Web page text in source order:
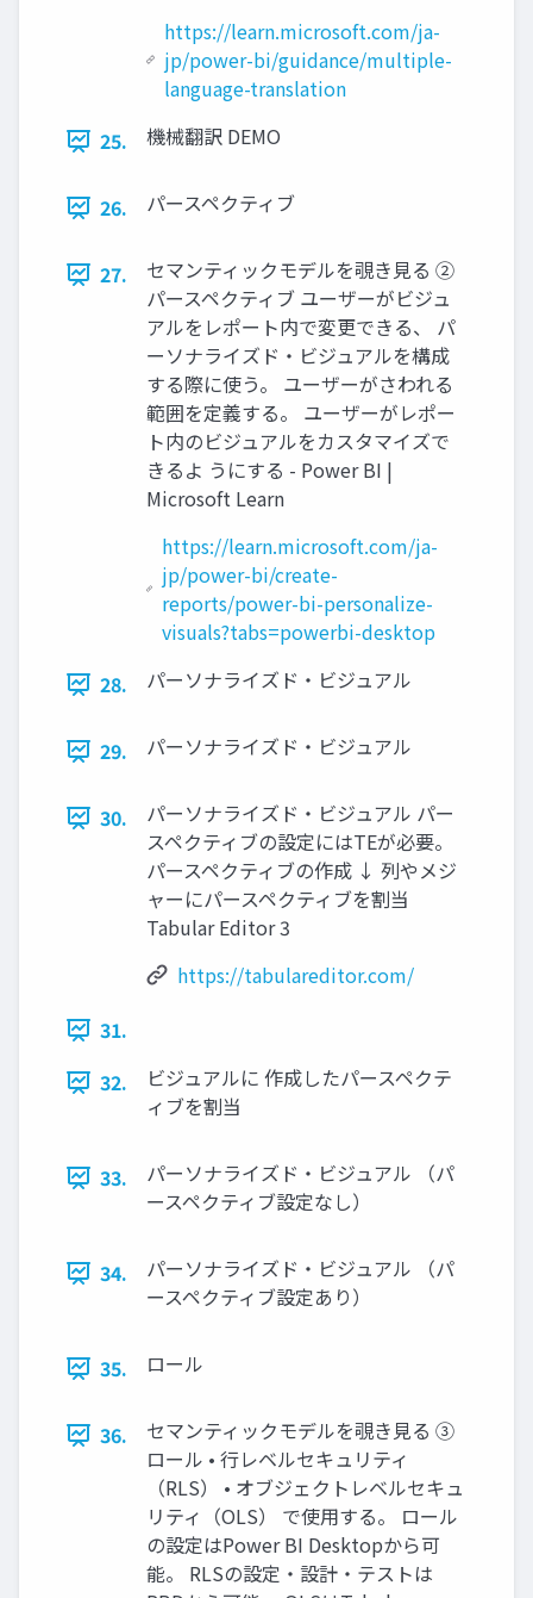
https://learn.microsoft.com/ja-
jp/power-bi/guidance/multiple-
language-translation
25.
機械翻訳 DEMO
26. パースペクティブ
27.
セマンティックモデルを覗き見る ②
パースペクティブ ユーザーがビジュ
アルをレポート内で変更できる、 パ
ーソナライズド・ビジュアルを構成
する際に使う。 ユーザーがさわれる
範囲を定義する。 ユーザーがレポー
ト内のビジュアルをカスタマイズで
きるよ うにする - Power BI |
Microsoft Learn
https://learn.microsoft.com/ja-
jp/power-bi/create-
reports/power-bi-personalize-
visuals?tabs=powerbi-desktop
28.
パーソナライズド・ビジュアル
29. パーソナライズド・ビジュアル
30.
パーソナライズド・ビジュアル パー
スペクティブの設定にはTEが必要。
パースペクティブの作成 ↓ 列やメジ
ャーにパースペクティブを割当
Tabular Editor 3
https://tabulareditor.com/
31.
32.
ビジュアルに 作成したパースペクテ
ィブを割当
33.
パーソナライズド・ビジュアル （パ
ースペクティブ設定なし）
34.
パーソナライズド・ビジュアル （パ
ースペクティブ設定あり）
35. ロール
36.
セマンティックモデルを覗き見る ③
ロール • 行レベルセキュリティ
（RLS） • オブジェクトレベルセキュ
リティ（OLS） で使用する。 ロール
の設定はPower BI Desktopから可
能。 RLSの設定・設計・テストは